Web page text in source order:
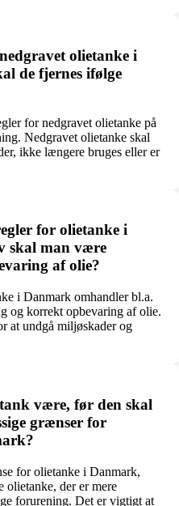
olietanke i
de fjernes ifølge
for nedgravet olietanke på
Nedgravet olietanke skal
ikke længere bruges eller er
for olietanke i
skal man være
af olie?
i Danmark omhandler bl.a.
og korrekt opbevaring af olie.
at undgå miljøskader og
være, før den skal
grænser for
for olietanke i Danmark,
olietanke, der er mere
forurening. Det er vigtigt at